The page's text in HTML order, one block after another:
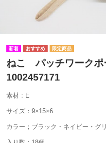
ねこ パッチワーク
1002457171
素材：E
サイズ：9×15×6
カラー；ブラック・ネイビー・グ